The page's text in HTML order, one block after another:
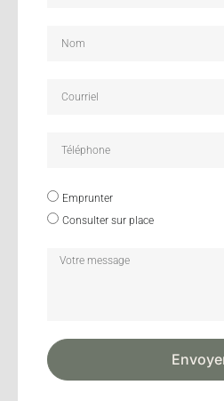
Emprunter
Consulter sur place